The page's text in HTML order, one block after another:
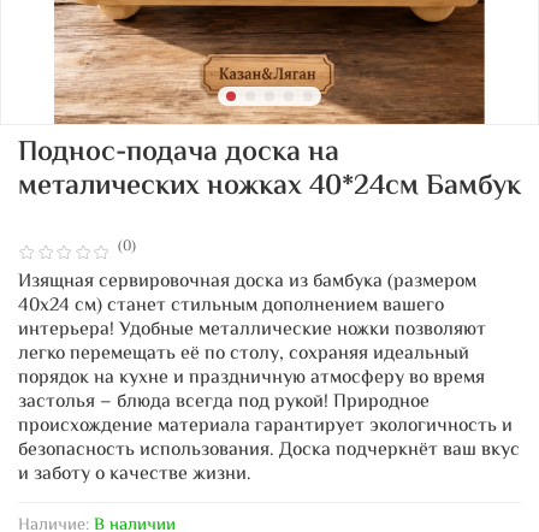
(0)
Наличие:В наличии
Поднос-подача доска на
металических ножках 40*24см Бамбук
Изящная сервировочная доска из бамбука (размером
40х24 см) станет стильным дополнением вашего
интерьера! Удобные металлические ножки позволяют
легко перемещать её по столу, сохраняя идеальный
порядок на кухне и праздничную атмосферу во время
застолья – блюда всегда под рукой! Природное
происхождение материала гарантирует экологичность и
безопасность использования. Доска подчеркнёт ваш вкус
и заботу о качестве жизни.